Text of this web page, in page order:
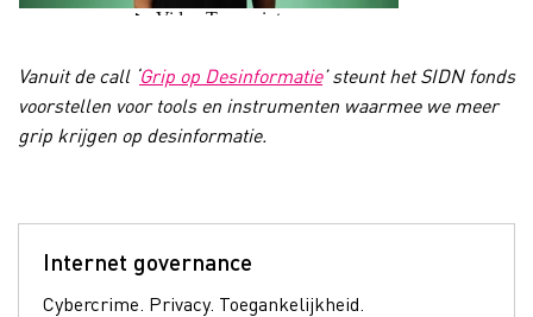
Vanuit de call ‘ Grip op Desinformatie’ steunt het SIDN fonds
voorstellen voor tools en instrumenten waarmee we meer
grip krijgen op desinformatie.
Internet governance
Cybercrime. Privacy. Toegankelijkheid.